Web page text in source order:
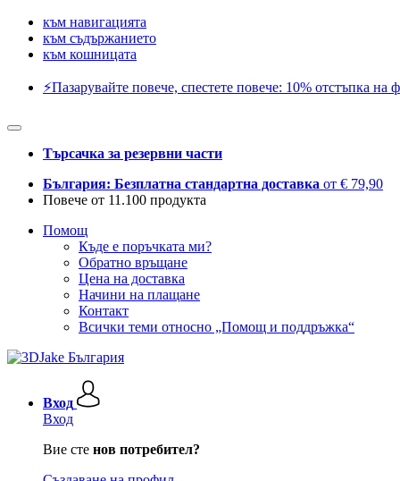
към навигацията
към съдържанието
към кошницата
⚡️Пазарувайте повече, спестете повече: 10% отстъпка
Търсачка за резервни части
България: Безплатна стандартна доставка от € 79,90
Повече от 11.100 продукта
Помощ
Къде е поръчката ми?
Обратно връщане
Цена на доставка
Начини на плащане
Контакт
Всички теми относно „Помощ и поддръжка“
Вход
Вход
Вие сте нов потребител?